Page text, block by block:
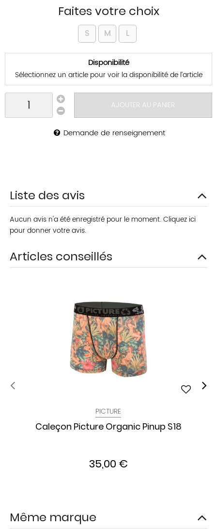
Faites votre choix
S M L
Disponibilité
Sélectionnez un article pour voir la disponibilité de l’article
AJOUTER AU PANIER
Demande de renseignement
Liste des avis
Aucun avis n'a été enregistré pour le moment. Cliquez ici
pour donner votre avis.
Articles conseillés
PICTURE
Caleçon Picture Organic Pinup S18
35,00 €
Même marque